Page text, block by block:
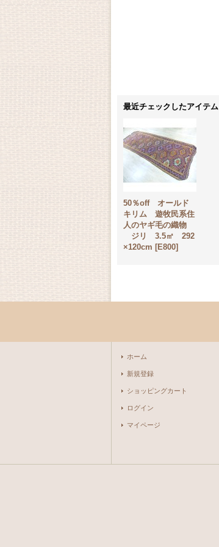
最近チェックしたアイテム
50％off オールド
キリム 遊牧民系住
人のヤギ毛の織物
ジリ 3.5㎡ 292
×120cm [E800]
ホーム
新規登録
ショッピングカート
ログイン
マイページ